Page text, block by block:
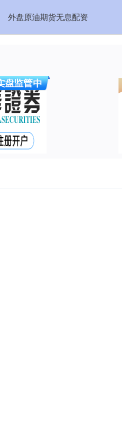
外盘原油期货无息配资